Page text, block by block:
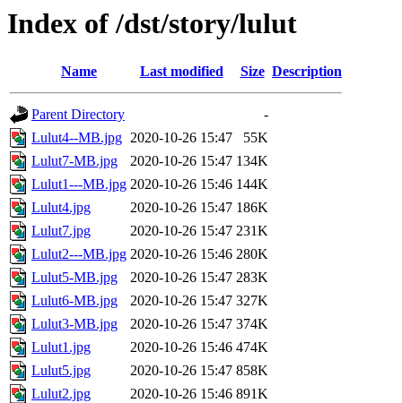
Index of /dst/story/lulut
Name Last modified Size Description
Parent Directory
-
Lulut4--MB.jpg 2020-10-26 15:47
55K
Lulut7-MB.jpg
2020-10-26 15:47 134K
Lulut1---MB.jpg 2020-10-26 15:46 144K
Lulut4.jpg
2020-10-26 15:47 186K
Lulut7.jpg
2020-10-26 15:47 231K
Lulut2---MB.jpg 2020-10-26 15:46 280K
Lulut5-MB.jpg
2020-10-26 15:47 283K
Lulut6-MB.jpg
2020-10-26 15:47 327K
Lulut3-MB.jpg
2020-10-26 15:47 374K
Lulut1.jpg
2020-10-26 15:46 474K
Lulut5.jpg
2020-10-26 15:47 858K
Lulut2.jpg
2020-10-26 15:46 891K